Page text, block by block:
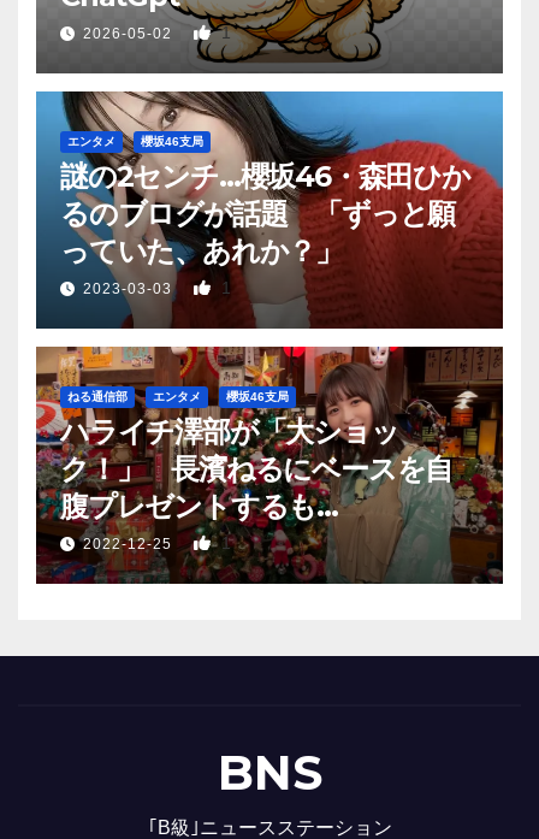
2026-05-02 1
エンタメ 櫻坂46支局
謎の2センチ…櫻坂46・森田ひか
るのブログが話題 「ずっと願
っていた、あれか？」
2023-03-03 1
ねる通信部 エンタメ 櫻坂46支局
ハライチ澤部が「大ショッ
ク！」 長濱ねるにベースを自
腹プレゼントするも…
2022-12-25 1
BNS
｢B級｣ニュースステーション